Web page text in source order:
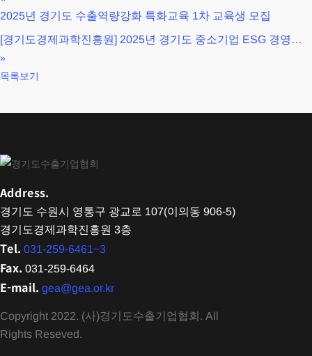
2025년 경기도 수출역량강화 특화교육 1차 교육생 모집
[경기도경제과학진흥원] 2025년 경기도 중소기업 ESG 경영
컨설팅 참가기업 모집
»
목록보기
Address.
경기도 수원시 영통구 광교로 107(이의동 906-5)
경기도경제과학진흥원 3층
Tel. 031-259-6461~3
Fax. 031-259-6464
E-mail. gea@gea.or.kr
Copyright 2022. (사)경기도수출기업협회. All
Rights Reseved.